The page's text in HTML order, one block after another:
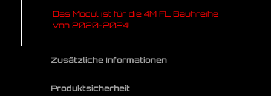
Das Modul ist für die 4M FL Bauhreihe
von 2020-2024!
Zusätzliche Informationen
Produktsicherheit